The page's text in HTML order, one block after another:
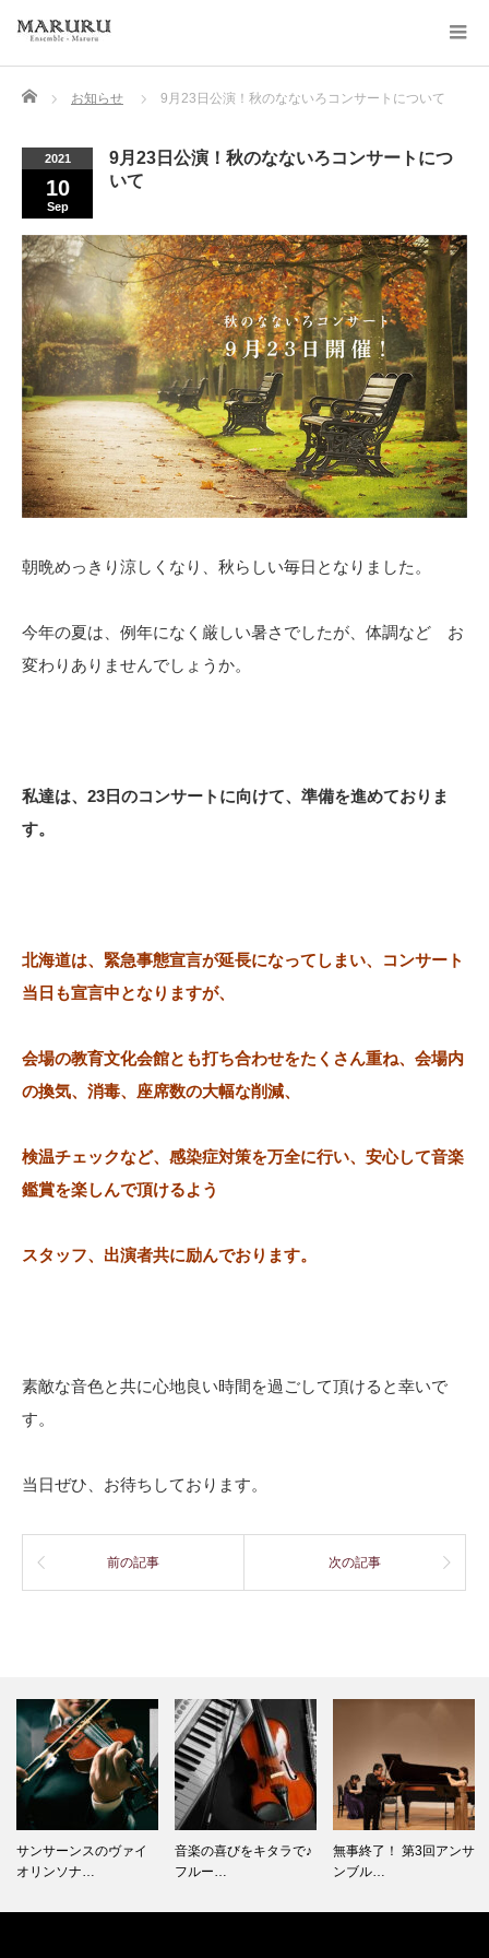
Home お知らせ 9月23日公演！秋のなないろコンサートについて
2021
10
Sep
9月23日公演！秋のなないろコンサートにつ
いて
朝晩めっきり涼しくなり、秋らしい毎日となりました。
今年の夏は、例年になく厳しい暑さでしたが、体調など お
変わりありませんでしょうか。
私達は、23日のコンサートに向けて、準備を進めておりま
す。
北海道は、緊急事態宣言が延長になってしまい、コンサート
当日も宣言中となりますが、
会場の教育文化会館とも打ち合わせをたくさん重ね、 会場内
の換気、消毒、座席数の大幅な削減、
検温チェックなど、感染症対策を万全に行い、 安心して音楽
鑑賞を楽しんで頂けるよう
スタッフ、出演者共に励んでおります。
素敵な音色と共に心地良い時間を過ごして頂けると幸いで
す。
当日ぜひ、お待ちしております。
前の記事 次の記事
サンサーンスのヴァイ
オリンソナ…
音楽の喜びをキタラで♪
フルー…
無事終了！ 第3回アンサ
ンブル…